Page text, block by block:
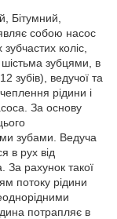
Бітумний,
собою насос
коліс,
зубцями, в
зубів), ведучої та
рідини і
За основу
зубами. Ведуча
в рух від
За рахунок такої
потоку рідини
потрапляє в